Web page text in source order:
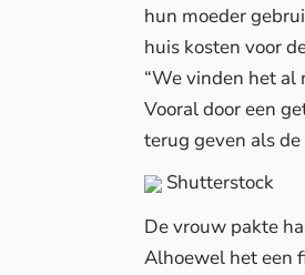
hun moeder
huis kosten voor
“We vinden het al
Vooral door een
terug geven als de
Shutterstock
De vrouw pakte
Alhoewel het een